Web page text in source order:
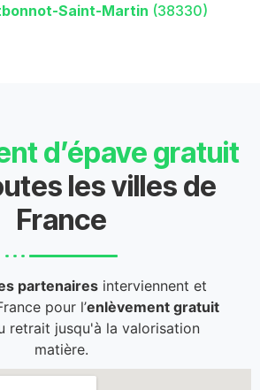
Saint-Martin (38330)
d’épave gratuit
les villes de
France
partenaires interviennent et
pour l’enlèvement gratuit
retrait jusqu'à la valorisation
matière.